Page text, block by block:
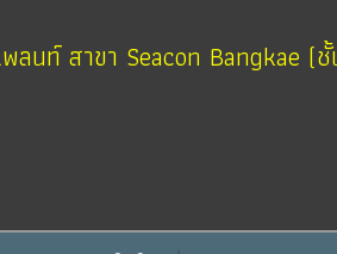
ลนท์ สาขา Seacon Bangkae (